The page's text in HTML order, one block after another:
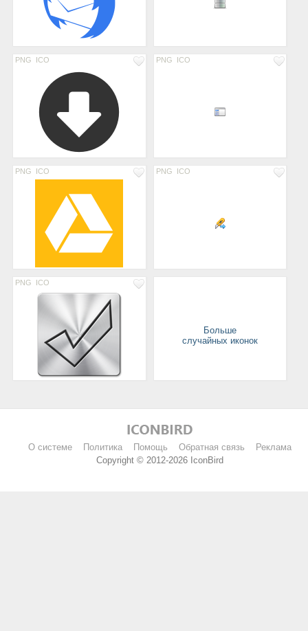
PNG ICO PNG ICO
PNG ICO PNG ICO
PNG ICO
Больше
случайных иконок
О системе Политика Помощь Обратная связь
Реклама
Copyright © 2012-2026 IconBird